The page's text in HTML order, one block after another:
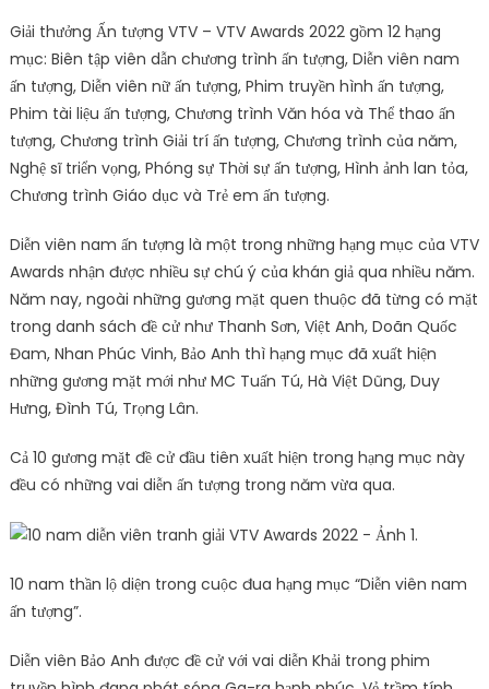
Giải thưởng Ấn tượng VTV – VTV Awards 2022 gồm 12 hạng
mục: Biên tập viên dẫn chương trình ấn tượng, Diễn viên nam
ấn tượng, Diễn viên nữ ấn tượng, Phim truyền hình ấn tượng,
Phim tài liệu ấn tượng, Chương trình Văn hóa và Thể thao ấn
tượng, Chương trình Giải trí ấn tượng, Chương trình của năm,
Nghệ sĩ triển vọng, Phóng sự Thời sự ấn tượng, Hình ảnh lan tỏa,
Chương trình Giáo dục và Trẻ em ấn tượng.
Diễn viên nam ấn tượng là một trong những hạng mục của VTV
Awards nhận được nhiều sự chú ý của khán giả qua nhiều năm.
Năm nay, ngoài những gương mặt quen thuộc đã từng có mặt
trong danh sách đề cử như Thanh Sơn, Việt Anh, Doãn Quốc
Đam, Nhan Phúc Vinh, Bảo Anh thì hạng mục đã xuất hiện
những gương mặt mới như MC Tuấn Tú, Hà Việt Dũng, Duy
Hưng, Đình Tú, Trọng Lân.
Cả 10 gương mặt đề cử đầu tiên xuất hiện trong hạng mục này
đều có những vai diễn ấn tượng trong năm vừa qua.
10 nam thần lộ diện trong cuộc đua hạng mục “Diễn viên nam
ấn tượng”.
Diễn viên Bảo Anh được đề cử với vai diễn Khải trong phim